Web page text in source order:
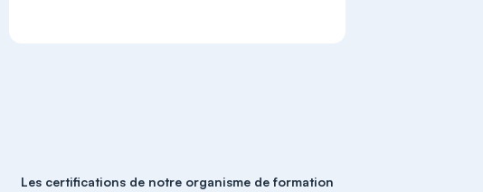
Les certifications de notre organisme de formation